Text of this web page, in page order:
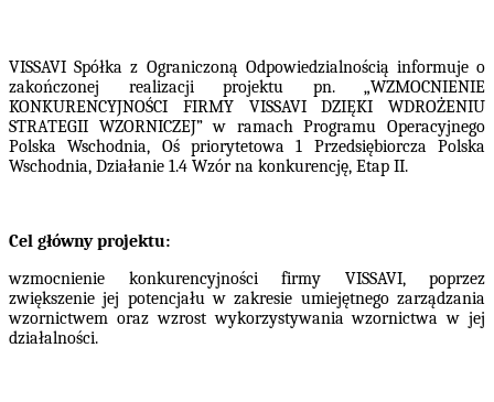
VISSAVI Spółka z Ograniczoną Odpowiedzialnością informuje o
zakończonej realizacji projektu pn. „WZMOCNIENIE
KONKURENCYJNOŚCI FIRMY VISSAVI DZIĘKI WDROŻENIU
STRATEGII WZORNICZEJ” w ramach Programu Operacyjnego
Polska Wschodnia, Oś priorytetowa 1 Przedsiębiorcza Polska
Wschodnia, Działanie 1.4 Wzór na konkurencję, Etap II.
Cel główny projektu:
wzmocnienie konkurencyjności firmy VISSAVI, poprzez
zwiększenie jej potencjału w zakresie umiejętnego zarządzania
wzornictwem oraz wzrost wykorzystywania wzornictwa w jej
działalności.